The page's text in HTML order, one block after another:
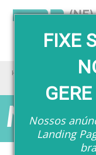
FIXE
Nossos
Landing
Home